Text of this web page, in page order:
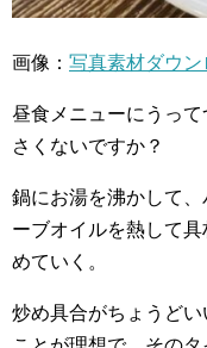
画像： 写真素材ダウン
昼食メニューにうっ
さくないですか？
鍋にお湯を沸かして
ーブオイルを熱して
めていく。
炒め具合がちょうど